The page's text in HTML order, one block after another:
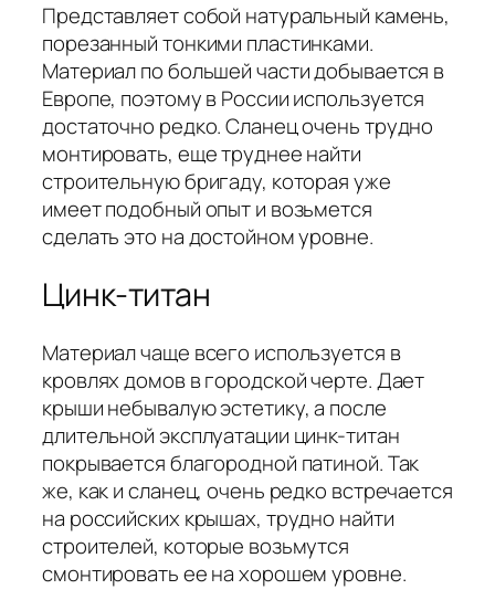
Представляет собой натуральный камень,
порезанный тонкими пластинками.
Материал по большей части добывается в
Европе, поэтому в России используется
достаточно редко. Сланец очень трудно
монтировать, еще труднее найти
строительную бригаду, которая уже
имеет подобный опыт и возьмется
сделать это на достойном уровне.
Цинк-титан
Материал чаще всего используется в
кровлях домов в городской черте. Дает
крыши небывалую эстетику, а после
длительной эксплуатации цинк-титан
покрывается благородной патиной. Так
же, как и сланец, очень редко встречается
на российских крышах, трудно найти
строителей, которые возьмутся
смонтировать ее на хорошем уровне.